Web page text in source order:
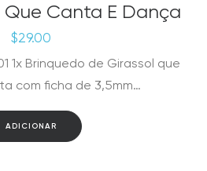
Que Canta E Dança
$29.00
1x Brinquedo de Girassol que
com ficha de 3,5mm…
ADICIONAR